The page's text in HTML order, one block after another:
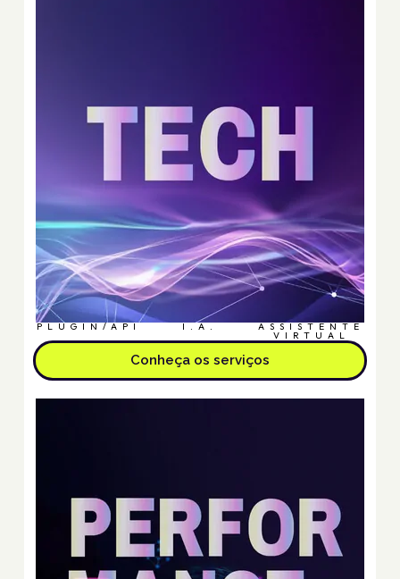
PLUGIN/API I.A. ASSISTENTE
VIRTUAL
Conheça os serviços